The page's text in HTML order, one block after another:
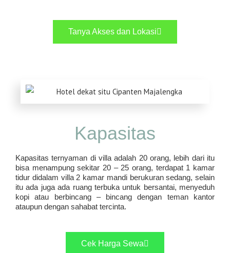
Tanya Akses dan Lokasi
Kapasitas
Kapasitas ternyaman di villa adalah 20 orang, lebih dari itu
bisa menampung sekitar 20 – 25 orang, terdapat 1 kamar
tidur didalam villa 2 kamar mandi berukuran sedang, selain
itu ada juga ada ruang terbuka untuk bersantai, menyeduh
kopi atau berbincang – bincang dengan teman kantor
ataupun dengan sahabat tercinta.
Cek Harga Sewa